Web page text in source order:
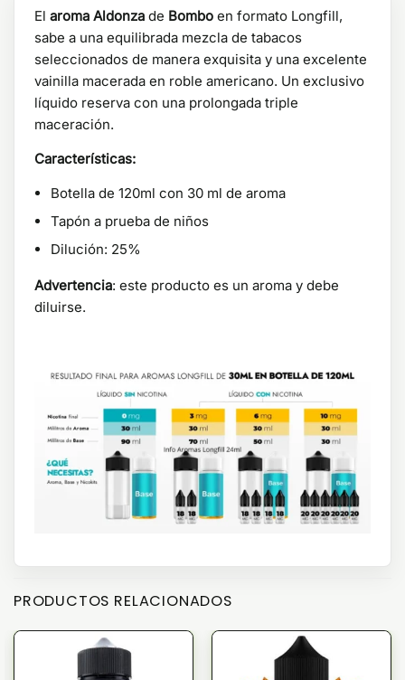
El aroma Aldonza de Bombo en formato Longfill,
sabe a una equilibrada mezcla de tabacos
seleccionados de manera exquisita y una excelente
vainilla macerada en roble americano. Un exclusivo
líquido reserva con una prolongada triple
maceración.
Características:
Botella de 120ml con 30 ml de aroma
Tapón a prueba de niños
Dilución: 25%
Advertencia: este producto es un aroma y debe
diluirse.
PRODUCTOS RELACIONADOS